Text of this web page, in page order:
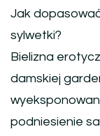
Jak
sylwetki?
Bielizna
damskiej
podniesienie